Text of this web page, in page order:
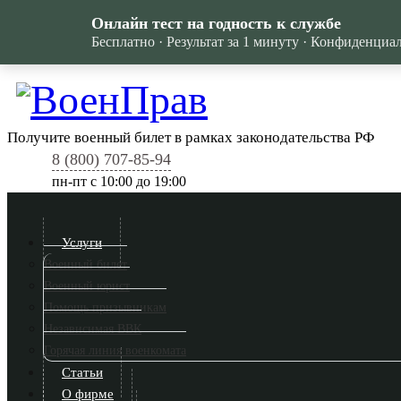
Получите военный билет в рамках законодательства РФ
8 (800) 707-85-94
пн-пт c 10:00 до 19:00
Услуги
Военный билет
Военный юрист
Помощь призывникам
Независимая ВВК
Горячая линия военкомата
Статьи
О фирме
Онлайн тест на годность к службе
Бесплатно · Результат за 1 минуту ·